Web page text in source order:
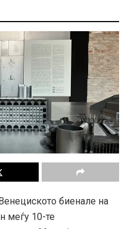
биенале на
меѓу 10-те